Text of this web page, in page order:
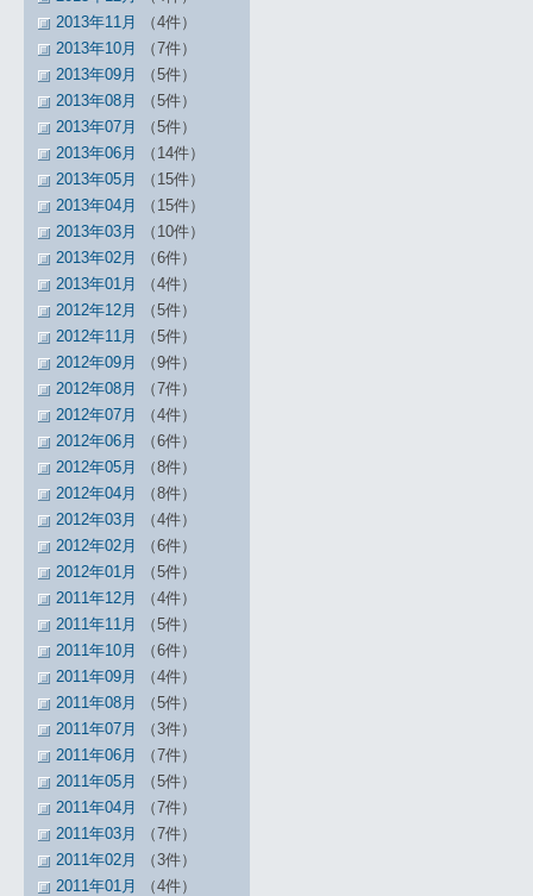
2013年11月
（4件）
2013年10月
（7件）
2013年09月
（5件）
2013年08月
（5件）
2013年07月
（5件）
2013年06月
（14件）
2013年05月
（15件）
2013年04月
（15件）
2013年03月
（10件）
2013年02月
（6件）
2013年01月
（4件）
2012年12月
（5件）
2012年11月
（5件）
2012年09月
（9件）
2012年08月
（7件）
2012年07月
（4件）
2012年06月
（6件）
2012年05月
（8件）
2012年04月
（8件）
2012年03月
（4件）
2012年02月
（6件）
2012年01月
（5件）
2011年12月
（4件）
2011年11月
（5件）
2011年10月
（6件）
2011年09月
（4件）
2011年08月
（5件）
2011年07月
（3件）
2011年06月
（7件）
2011年05月
（5件）
2011年04月
（7件）
2011年03月
（7件）
2011年02月
（3件）
2011年01月
（4件）